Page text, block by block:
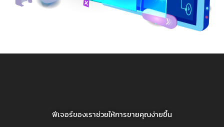
ฟีเจอร์ของเราช่วยให้การขายคุณง่ายขึ้น